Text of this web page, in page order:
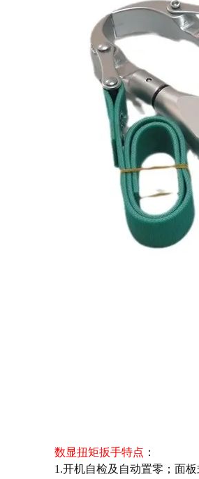
数显扭矩扳手特点 ：
1.开机自检及自动置零；面